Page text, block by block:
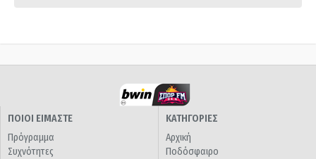
ΠΟΙΟΙ ΕΙΜΑΣΤΕ
Πρόγραμμα
Συχνότητες
ΚΑΤΗΓΟΡΙΕΣ
Αρχική
Ποδόσφαιρο